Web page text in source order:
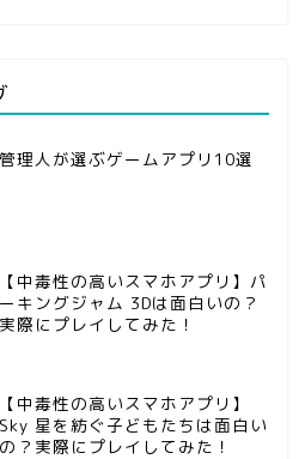
管理人が選ぶゲームアプリ10選
【中毒性の高いスマホアプリ】パ
ーキングジャム 3Dは面白いの？
実際にプレイしてみた！
【中毒性の高いスマホアプリ】
Sky 星を紡ぐ子どもたちは面白い
の？実際にプレイしてみた！